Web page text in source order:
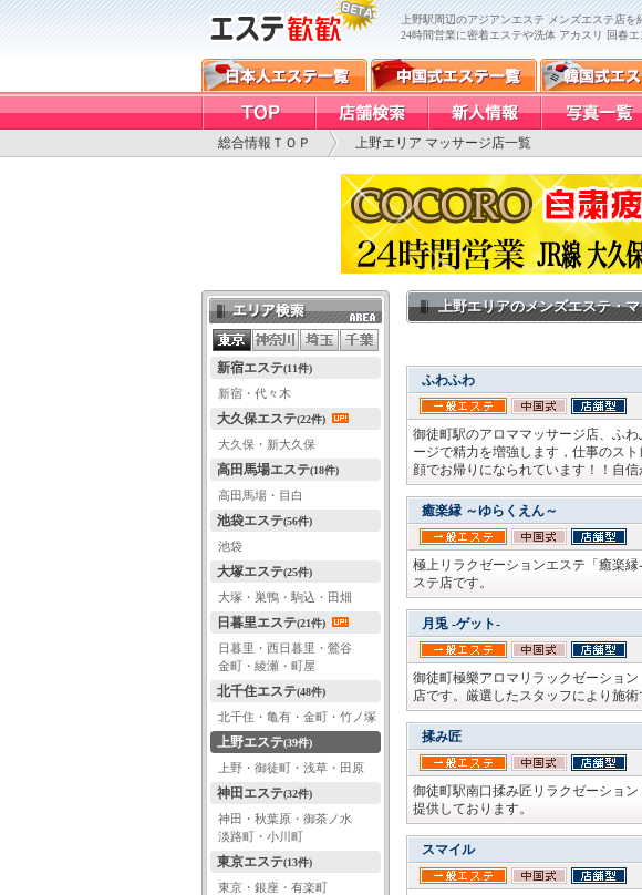
上野駅周辺のアジアンエステ メンズエステ店
24時間営業に密着エステや洗体 アカスリ 回春
総合情報ＴＯＰ 上野エリア マッサージ店一覧
上野エリアのメンズエステ・
ふわふわ
御徒町駅のアロママッサージ店、ふ
ージで精力を増強します，仕事のス
顔でお帰りになられています！！自
癒楽縁 ～ゆらくえん～
極上リラクゼーションエステ「癒楽
ステ店です。
月兎 -ゲット-
御徒町極樂アロマリラックゼーショ
店です。厳選したスタッフにより施
揉み匠
御徒町駅南口揉み匠リラクゼーショ
提供しております。
スマイル
エリア検索
新宿エステ(11件)
新宿・代々木
大久保エステ(22件)
大久保・新大久保
高田馬場エステ(18件)
高田馬場・目白
池袋エステ(56件)
池袋
大塚エステ(25件)
大塚・巣鴨・駒込・田畑
日暮里エステ(21件)
日暮里・西日暮里・鶯谷
金町・綾瀬・町屋
北千住エステ(48件)
北千住・亀有・金町・竹ノ塚
上野エステ(39件)
上野・御徒町・浅草・田原
神田エステ(32件)
神田・秋葉原・御茶ノ水
淡路町・小川町
東京エステ(13件)
東京・銀座・有楽町